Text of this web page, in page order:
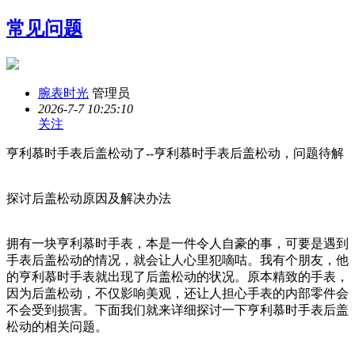
常见问题
腕表时光 管理员
2026-7-7 10:25:10
关注
亨利慕时手表后盖松动了--亨利慕时手表后盖松动，问题待解
探讨后盖松动原因及解决办法
拥有一块亨利慕时手表，本是一件令人自豪的事，可要是遇到
手表后盖松动的情况，就会让人心里犯嘀咕。我有个朋友，他
的亨利慕时手表就出现了后盖松动的状况。原本精致的手表，
因为后盖松动，不仅影响美观，还让人担心手表的内部零件会
不会受到损害。下面我们就来详细探讨一下亨利慕时手表后盖
松动的相关问题。